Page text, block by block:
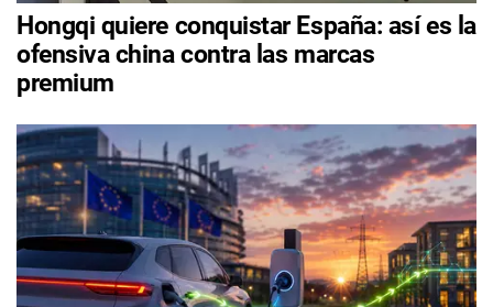
Hongqi quiere conquistar España: así es la
ofensiva china contra las marcas
premium